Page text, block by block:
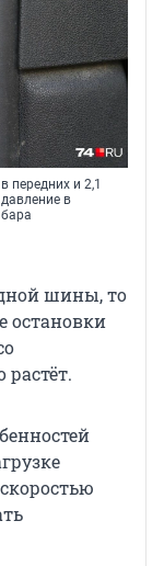
и 2,1
в
шины, то
остановки
растёт.